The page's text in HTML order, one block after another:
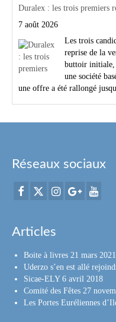
Duralex : les trois premiers
7 août 2026
Les trois
reprise de la
buttoir initiale,
une société
une offre a été rallongé
Réseaux sociaux
Articles
Boite à livres 21 mars 2021
Uderzo s’en est allé
Sicae-ELY 6 avril 2018
Comité des Fêtes 27
Les Portes Euréliennes